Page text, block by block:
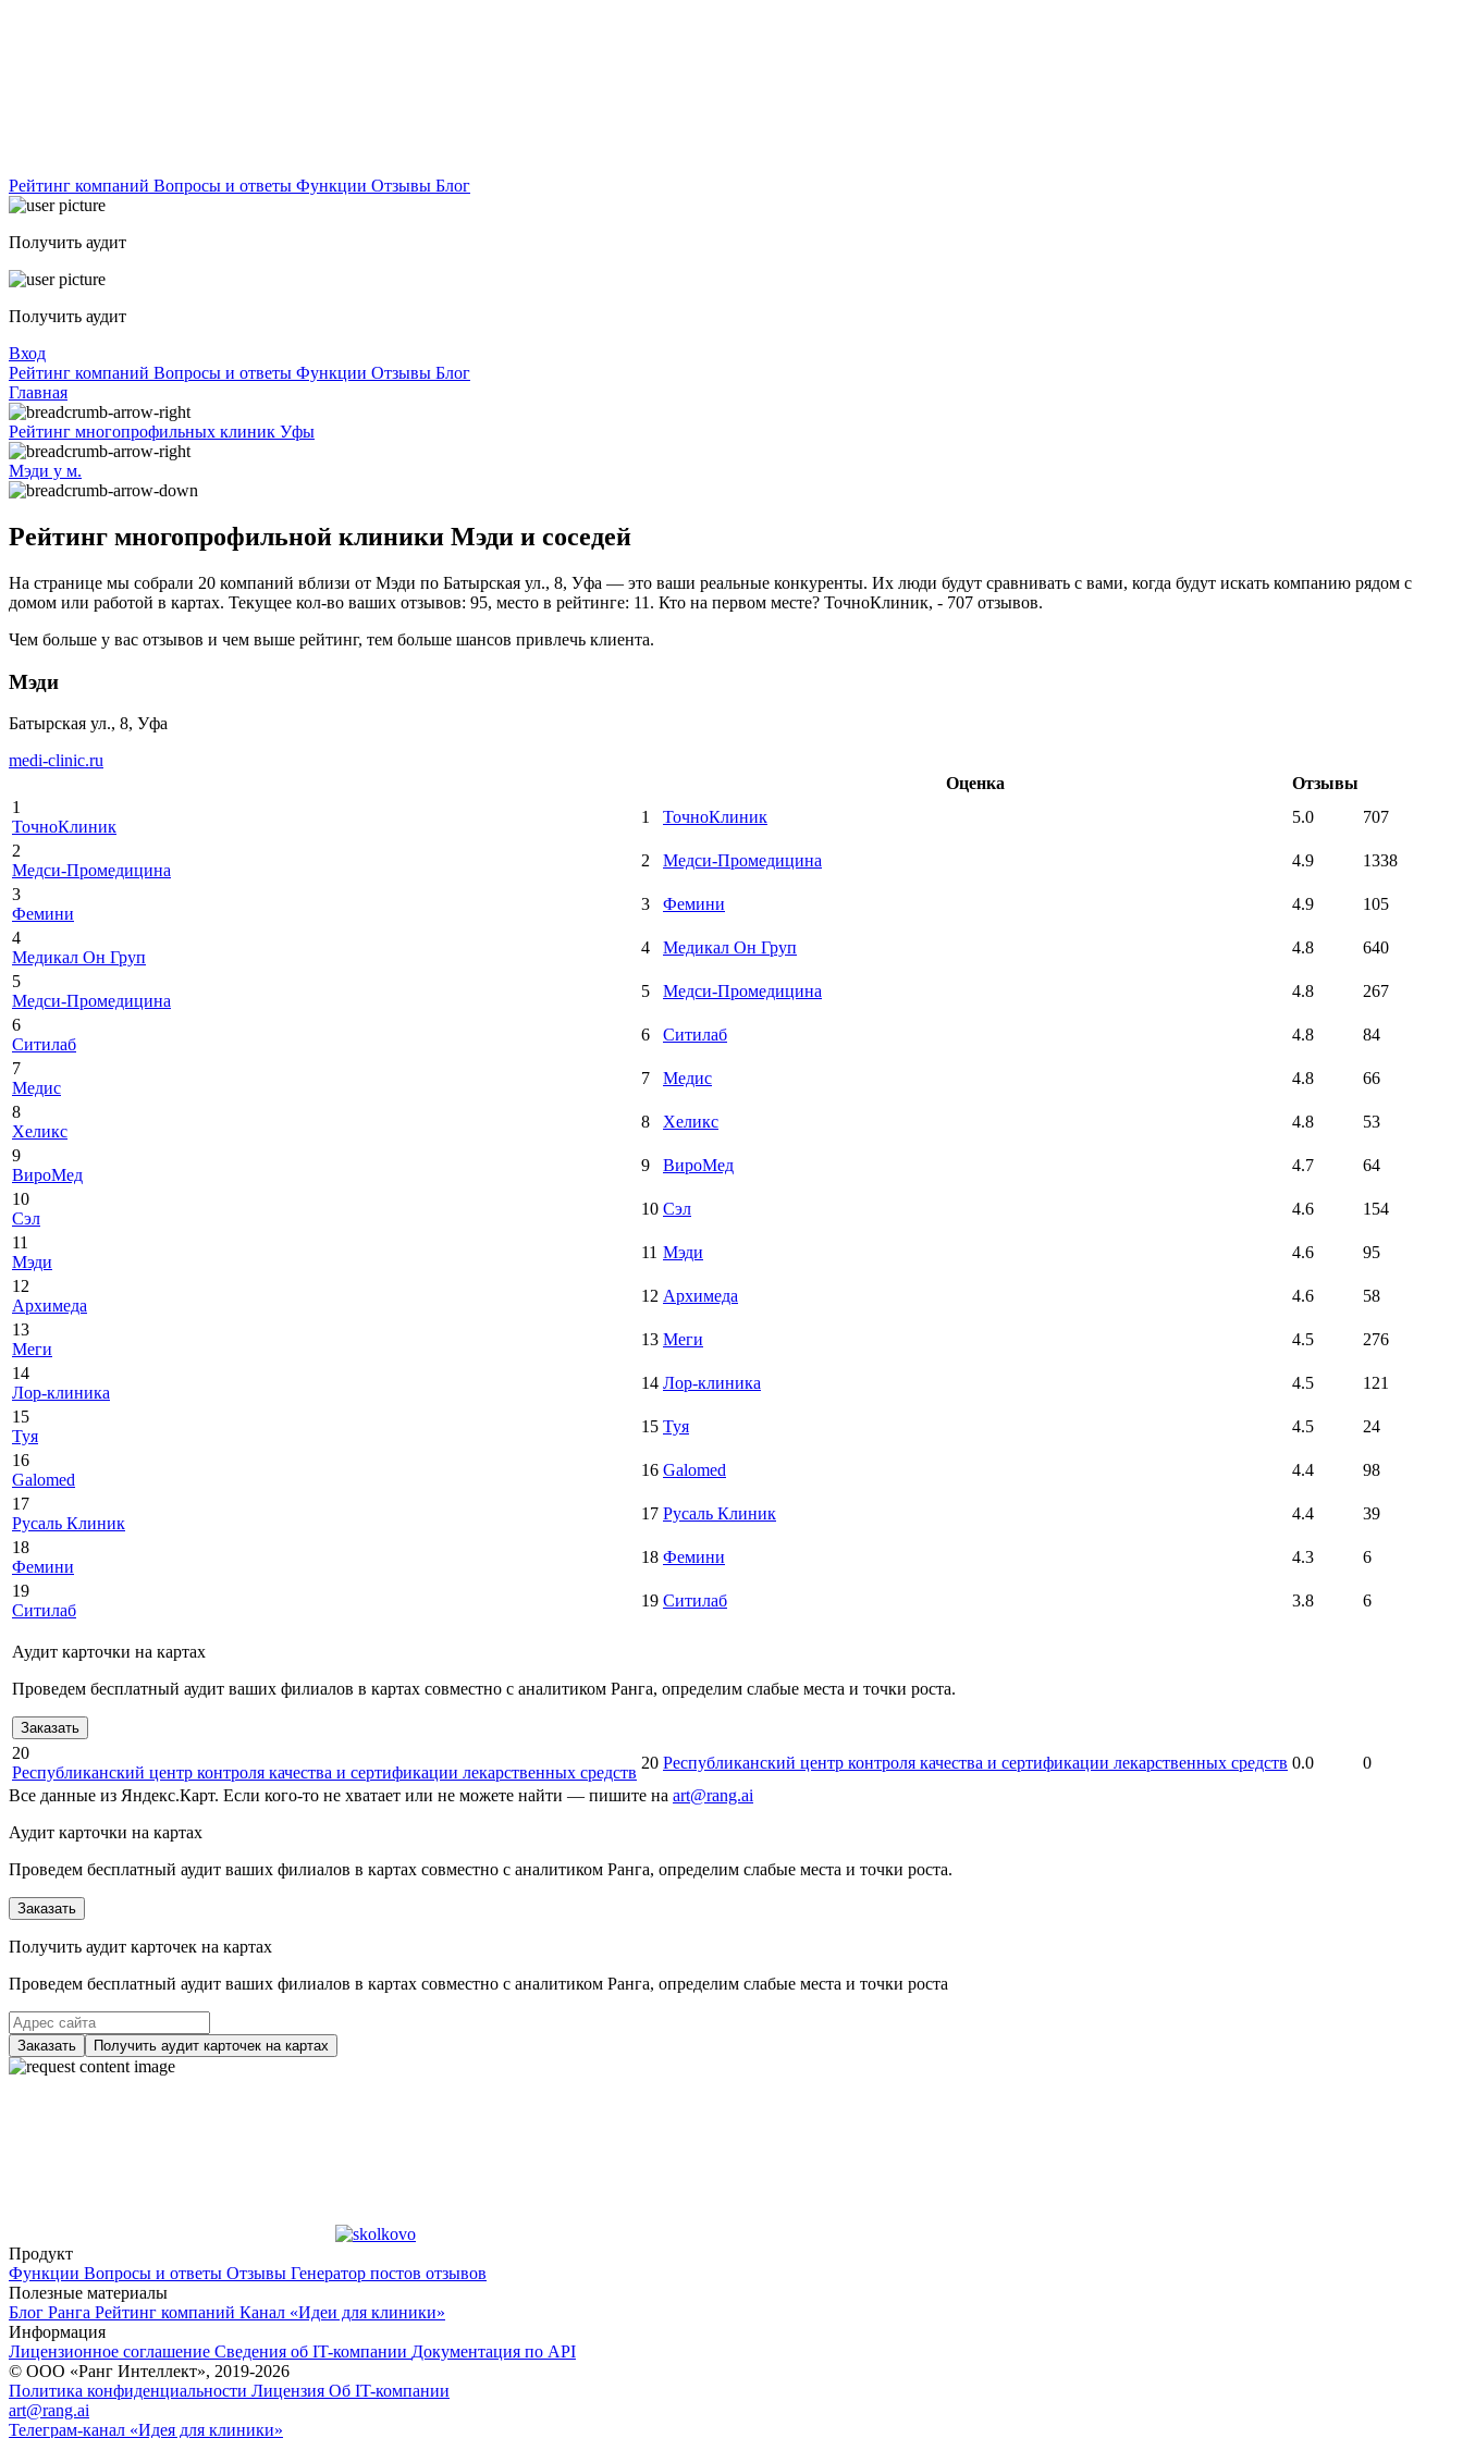
Рейтинг компаний Вопросы и ответы Функции Отзывы Блог
Получить аудит
Получить аудит
Вход
Рейтинг компаний Вопросы и ответы Функции Отзывы Блог
Главная
Рейтинг многопрофильных клиник Уфы
Мэди у м.
Рейтинг многопрофильной клиники Мэди и соседей
На странице мы собрали 20 компаний вблизи от Мэди по Батырская ул., 8, Уфа — это ваши реальные конкуренты. Их люди будут сравнивать с вами, когда будут искать компанию рядом с
домом или работой в картах. Текущее кол-во ваших отзывов: 95, место в рейтинге: 11. Кто на первом месте? ТочноКлиник, - 707 отзывов.
Чем больше у вас отзывов и чем выше рейтинг, тем больше шансов привлечь клиента.
Мэди
Батырская ул., 8, Уфа
medi-clinic.ru
Оценка
Отзывы
1
ТочноКлиник
1 ТочноКлиник 5.0
707
2
Медси-Промедицина
2 Медси-Промедицина 4.9
1338
3
Фемини
3 Фемини 4.9
105
4
Медикал Он Груп
4 Медикал Он Груп 4.8
640
5
Медси-Промедицина
5 Медси-Промедицина 4.8
267
6
Ситилаб
6 Ситилаб 4.8
84
7
Медис
7 Медис 4.8
66
8
Хеликс
8 Хеликс 4.8
53
9
ВироМед
9 ВироМед 4.7
64
10
Сэл
10 Сэл 4.6
154
11
Мэди
11 Мэди 4.6
95
12
Архимеда
12 Архимеда 4.6
58
13
Меги
13 Меги 4.5
276
14
Лор-клиника
14 Лор-клиника 4.5
121
15
Туя
15 Туя 4.5
24
16
Galomed
16 Galomed 4.4
98
17
Русаль Клиник
17 Русаль Клиник 4.4
39
18
Фемини
18 Фемини 4.3
6
19
Ситилаб
19 Ситилаб 3.8 6
Аудит карточки на картах
Проведем бесплатный аудит ваших филиалов в картах совместно с аналитиком Ранга, определим слабые места и точки роста.
Заказать
20
Республиканский центр контроля качества и сертификации лекарственных средств
20 Республиканский центр контроля качества и сертификации лекарственных средств 0.0
0
Все данные из Яндекс.Карт. Если кого-то не хватает или не можете найти — пишите на art@rang.ai
Аудит карточки на картах
Проведем бесплатный аудит ваших филиалов в картах совместно с аналитиком Ранга, определим слабые места и точки роста.
Заказать
Получить аудит карточек на картах
Проведем бесплатный аудит ваших филиалов в картах совместно с аналитиком Ранга, определим слабые места и точки роста
Заказать Получить аудит карточек на картах
Продукт
Функции Вопросы и ответы Отзывы Генератор постов отзывов
Полезные материалы
Блог Ранга Рейтинг компаний Канал «Идеи для клиники»
Информация
Лицензионное соглашение Сведения об IT-компании Документация по API
© ООО «Ранг Интеллект», 2019-2026
Политика конфиденциальности Лицензия Об IT-компании
art@rang.ai
Телеграм-канал «Идея для клиники»